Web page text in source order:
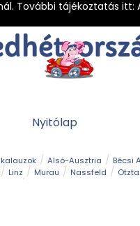
További tájékoztatás itt:
Nyitólap
Alsó-Ausztria Bécsi
Linz Murau Nassfeld Ötztal